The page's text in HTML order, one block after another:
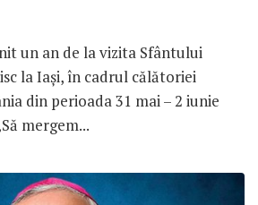
un an de la vizita Sfântului
la Iași, în cadrul călătoriei
din perioada 31 mai – 2 iunie
mergem...